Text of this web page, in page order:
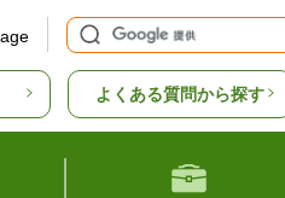
よくある質問から探す